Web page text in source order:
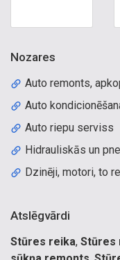
Nozares
Auto remonts,
Auto
Auto riepu serviss
Hidrauliskās un
Dzinēji, motori, to
Atslēgvārdi
Stūres reika, Stūres